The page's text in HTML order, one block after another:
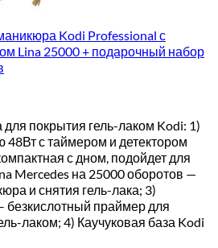
Kodi Professional с
Lina 25000 + подарочный набор
покрытия гель-лаком Kodi: 1)
с таймером и детектором
с дном, подойдет для
Mercedes на 25000 оборотов —
и снятия гель-лака; 3)
безкислотный праймер для
лаком; 4) Каучуковая база Kodi